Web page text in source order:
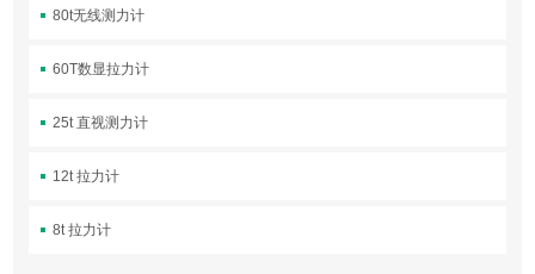
80t无线测力计
60T数显拉力计
25t 直视测力计
12t 拉力计
8t 拉力计